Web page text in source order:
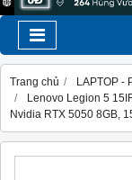
Trang chủ LAPTOP -
Lenovo Legion 5
Nvidia RTX 5050 8GB,